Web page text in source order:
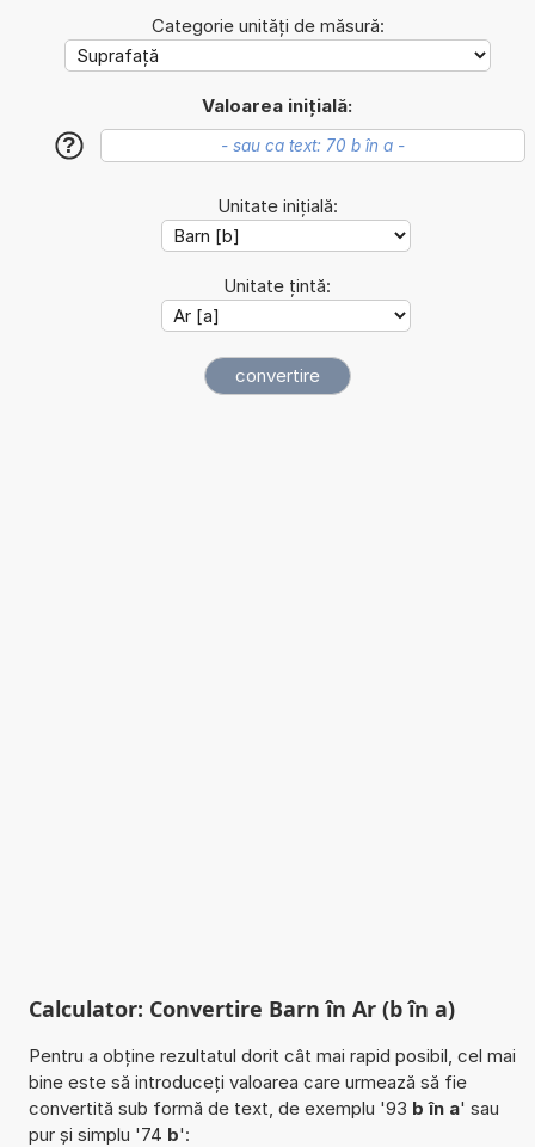
Categorie unități de măsură:
Valoarea inițială:
?
Unitate inițială:
Unitate țintă:
Calculator: Convertire Barn în Ar (b în a)
Pentru a obține rezultatul dorit cât mai rapid posibil, cel mai
bine este să introduceți valoarea care urmează să fie
convertită sub formă de text, de exemplu '93 b în a' sau
pur și simplu '74 b':